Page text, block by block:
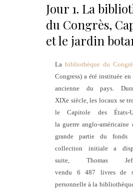
Jour 1. La
du Congrès,
et le jardin
La bibliothèque du
Congress) a été instituée
ancienne du pays.
XIXe siècle, les locaux se
le Capitole des États-
la guerre anglo-américaine
grande partie du fonds
collection initiale a
suite, Thomas
vendu 6 487 livres de
personnelle à la